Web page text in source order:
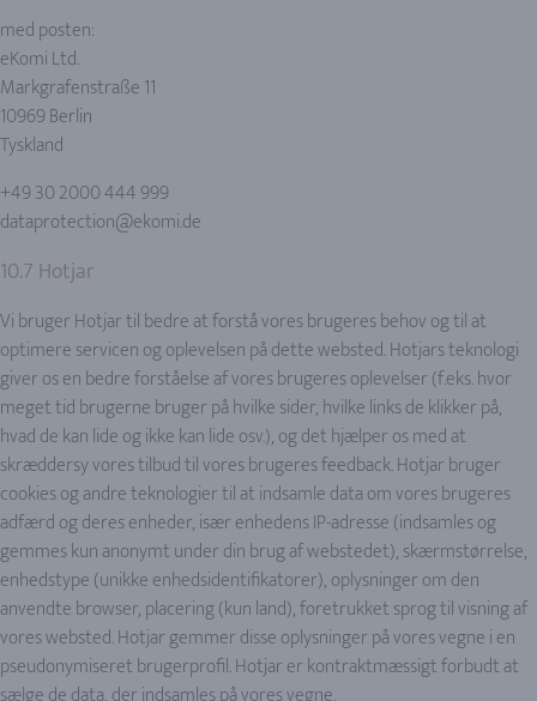
med posten:
eKomi Ltd.
Markgrafenstraße 11
10969 Berlin
Tyskland
+49 30 2000 444 999
dataprotection@ekomi.de
10.7 Hotjar
Vi bruger Hotjar til bedre at forstå vores brugeres behov og til at
optimere servicen og oplevelsen på dette websted. Hotjars teknologi
giver os en bedre forståelse af vores brugeres oplevelser (f.eks. hvor
meget tid brugerne bruger på hvilke sider, hvilke links de klikker på,
hvad de kan lide og ikke kan lide osv.), og det hjælper os med at
skræddersy vores tilbud til vores brugeres feedback. Hotjar bruger
cookies og andre teknologier til at indsamle data om vores brugeres
adfærd og deres enheder, især enhedens IP-adresse (indsamles og
gemmes kun anonymt under din brug af webstedet), skærmstørrelse,
enhedstype (unikke enhedsidentifikatorer), oplysninger om den
anvendte browser, placering (kun land), foretrukket sprog til visning af
vores websted. Hotjar gemmer disse oplysninger på vores vegne i en
pseudonymiseret brugerprofil. Hotjar er kontraktmæssigt forbudt at